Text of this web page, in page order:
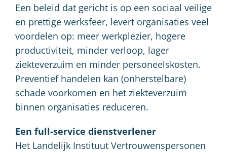
Een beleid dat gericht is op een sociaal veilige
en prettige werksfeer, levert organisaties veel
voordelen op: meer werkplezier, hogere
productiviteit, minder verloop, lager
ziekteverzuim en minder personeelskosten.
Preventief handelen kan (onherstelbare)
schade voorkomen en het ziekteverzuim
binnen organisaties reduceren.
Een full-service dienstverlener
Het Landelijk Instituut Vertrouwenspersonen